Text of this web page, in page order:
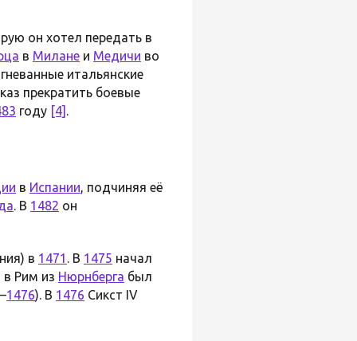
он хотел передать в
в Милане и Медичи во
итальянские
прекратить боевые
году [4] .
в Испании, подчиняя её
. В 1482 он
в 1471 . В 1475 начал
Рим из Нюрнберга был
1476). В 1476 Сикст IV